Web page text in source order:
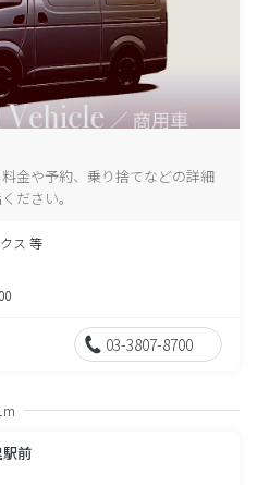
金や予約、乗り捨てなどの詳細
ださい。
ス 等
03-3807-8700
駅前